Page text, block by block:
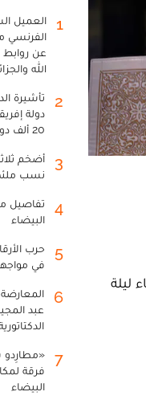
ليلة
1
العميل
الفرنسي
عن روابط
الله
2
دولة
20 ألف دولار
3
أضخم
نسب
4
تفاصيل
البيضاء
5
حرب
في
6
عبد
7
«مطارِدو
فرقة
البيضاء